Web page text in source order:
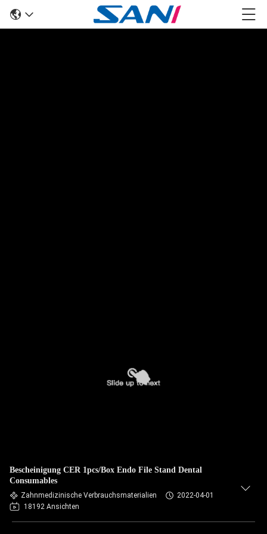
Bescheinigung CER 1pcs/Box Endo File Stand Dental
Consumables
Zahnmedizinische Verbrauchsmaterialien
2022-04-01
18192 Ansichten